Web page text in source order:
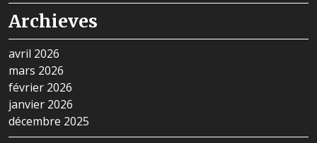
Archieves
avril 2026
mars 2026
février 2026
janvier 2026
décembre 2025